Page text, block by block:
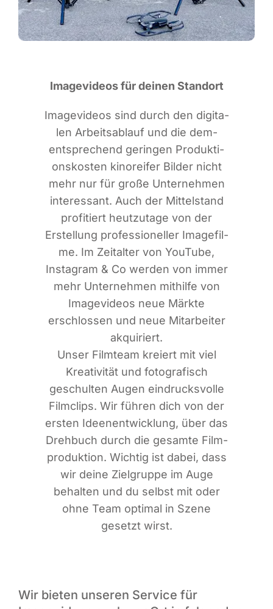
Image­vi­de­os für dei­nen Standort
Image­vi­de­os sind durch den digi­ta­
len Arbeits­ab­lauf und die dem­
entspre­chend gerin­gen Pro­duk­ti­
ons­kos­ten kino­rei­fer Bil­der nicht
mehr nur für gro­ße Unter­neh­men
inter­es­sant. Auch der Mit­tel­stand
pro­fi­tiert heut­zu­ta­ge von der
Erstel­lung pro­fes­sio­nel­ler Image­fil­
me. Im Zeit­al­ter von You­Tube,
Insta­gram & Co wer­den von immer
mehr Unter­neh­men mit­hil­fe von
Image­vi­de­os neue Märk­te
erschlos­sen und neue Mit­ar­bei­ter
akquiriert.
Unser Film­team kre­iert mit viel
Krea­ti­vi­tät und foto­gra­fisch
geschul­ten Augen ein­drucks­vol­le
Film­clips. Wir füh­ren dich von der
ers­ten Ideen­ent­wick­lung, über das
Dreh­buch durch die gesam­te Film­
pro­duk­ti­on. Wich­tig ist dabei, dass
wir dei­ne Ziel­grup­pe im Auge
behal­ten und du selbst mit oder
ohne Team opti­mal in Sze­ne
gesetzt wirst.
Wir bieten unseren Service für